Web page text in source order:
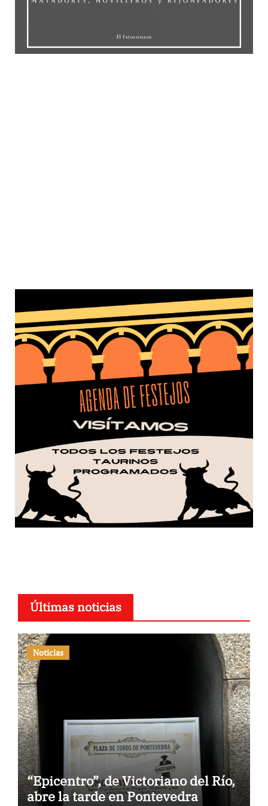
Últimas noticias
Noticias
“Epicentro”, de Victoriano del Río,
abre la tarde en Pontevedra